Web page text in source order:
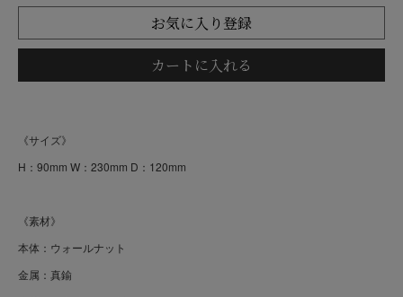
お気に入り登録
カートに入れる
《サイズ》
H：90mm W：230mm D：120mm
《素材》
本体：ウォールナット
金属：真鍮